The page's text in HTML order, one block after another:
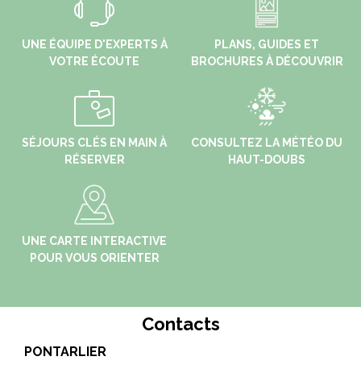
UNE ÉQUIPE D'EXPERTS À
VOTRE ÉCOUTE
PLANS, GUIDES ET
BROCHURES À DÉCOUVRIR
SÉJOURS CLÉS EN MAIN À
RÉSERVER
CONSULTEZ LA MÉTÉO DU
HAUT-DOUBS
UNE CARTE INTERACTIVE
POUR VOUS ORIENTER
Contacts
PONTARLIER